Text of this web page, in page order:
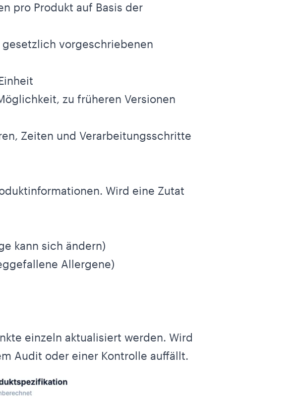
pro Produkt auf Basis der
vorgeschriebenen
zu früheren Versionen
Zeiten und Verarbeitungsschritte
Wird eine Zutat
kann sich ändern)
Allergene)
einzeln aktualisiert werden. Wird
Audit oder einer Kontrolle auffällt.